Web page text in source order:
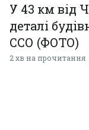
У 43 км від
деталі
ССО (ФОТО)
2 хв на прочитання